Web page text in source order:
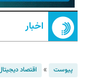
اخبار
پیوست » اقتصاد